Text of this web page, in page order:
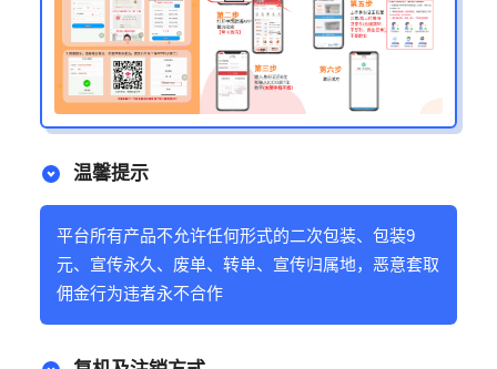
温馨提示
平台所有产品不允许任何形式的二次包装、包装9
元、宣传永久、废单、转单、宣传归属地，恶意套取
佣金行为违者永不合作